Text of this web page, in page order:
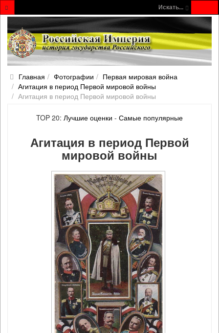
Искать...
Главная Фотографии
Первая мировая война
Агитация в период Первой мировой войны
Агитация в период Первой мировой войны
TOP 20: Лучшие оценки - Самые популярные
Агитация в период Первой
мировой войны